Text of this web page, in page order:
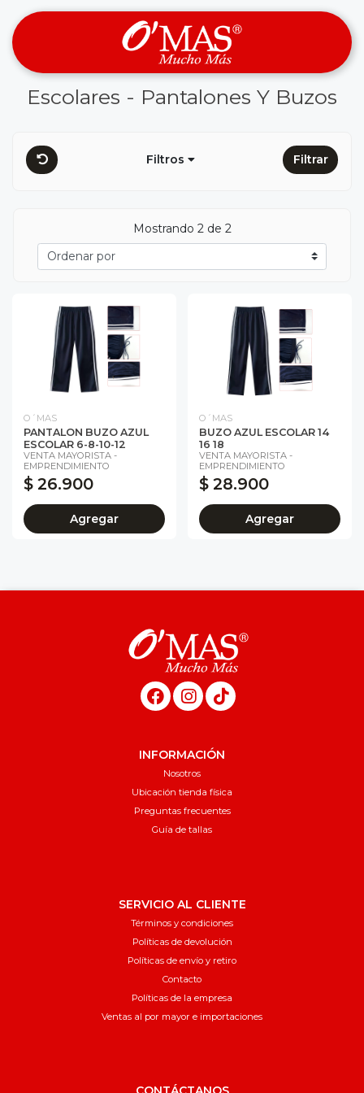
Escolares - Pantalones Y Buzos
Filtros Filtrar
Mostrando 2 de 2
O´MAS
PANTALON BUZO AZUL
ESCOLAR 6-8-10-12
VENTA MAYORISTA -
EMPRENDIMIENTO
$ 26.900
Agregar
O´MAS
BUZO AZUL ESCOLAR 14
16 18
VENTA MAYORISTA -
EMPRENDIMIENTO
$ 28.900
Agregar
INFORMACIÓN
Nosotros
Ubicación tienda física
Preguntas frecuentes
Guía de tallas
SERVICIO AL CLIENTE
Términos y condiciones
Políticas de devolución
Políticas de envío y retiro
Contacto
Políticas de la empresa
Ventas al por mayor e importaciones